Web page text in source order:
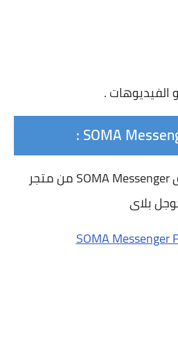
يمكنك تحميل تطبيق SOMA Messenger من متجر
بلاى
SOMA Messenger